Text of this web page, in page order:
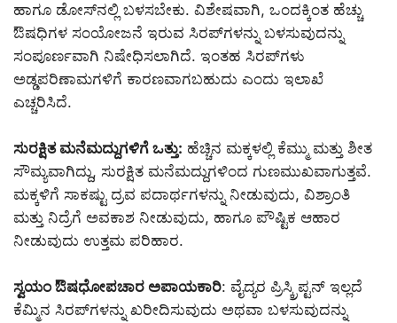
ಹಾಗೂ ಡೋಸ್‌ನಲ್ಲಿ ಬಳಸಬೇಕು. ವಿಶೇಷವಾಗಿ, ಒಂದಕ್ಕಿಂತ ಹೆಚ್ಚು
ಔಷಧಿಗಳ ಸಂಯೋಜನೆ ಇರುವ ಸಿರಪ್‌ಗಳನ್ನು ಬಳಸುವುದನ್ನು
ಸಂಪೂರ್ಣವಾಗಿ ನಿಷೇಧಿಸಲಾಗಿದೆ. ಇಂತಹ ಸಿರಪ್‌ಗಳು
ಅಡ್ಡಪರಿಣಾಮಗಳಿಗೆ ಕಾರಣವಾಗಬಹುದು ಎಂದು ಇಲಾಖೆ
ಎಚ್ಚರಿಸಿದೆ.
ಸುರಕ್ಷಿತ ಮನೆಮದ್ದುಗಳಿಗೆ ಒತ್ತು: ಹೆಚ್ಚಿನ ಮಕ್ಕಳಲ್ಲಿ ಕೆಮ್ಮು ಮತ್ತು ಶೀತ
ಸೌಮ್ಯವಾಗಿದ್ದು, ಸುರಕ್ಷಿತ ಮನೆಮದ್ದುಗಳಿಂದ ಗುಣಮುಖವಾಗುತ್ತವೆ.
ಮಕ್ಕಳಿಗೆ ಸಾಕಷ್ಟು ದ್ರವ ಪದಾರ್ಥಗಳನ್ನು ನೀಡುವುದು, ವಿಶ್ರಾಂತಿ
ಮತ್ತು ನಿದ್ರೆಗೆ ಅವಕಾಶ ನೀಡುವುದು, ಹಾಗೂ ಪೌಷ್ಟಿಕ ಆಹಾರ
ನೀಡುವುದು ಉತ್ತಮ ಪರಿಹಾರ.
ಸ್ವಯಂ ಔಷಧೋಪಚಾರ ಅಪಾಯಕಾರಿ: ವೈದ್ಯರ ಪ್ರಿಸ್ಕ್ರಿಪ್ಟನ್ ಇಲ್ಲದೆ
ಕೆಮ್ಮಿನ ಸಿರಪ್‌ಗಳನ್ನು ಖರೀದಿಸುವುದು ಅಥವಾ ಬಳಸುವುದನ್ನು